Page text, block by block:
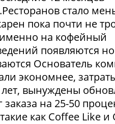
стало
пока почти не
на кофейный
появляются
Основатель
экономнее,
вынуждены
на 25-50
как Coffee Like и